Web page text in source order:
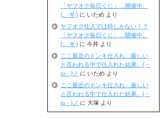
「ヤフオク毎日くじ」…開催中。
(。-∀-) に いため より
ヤフオク仕入では特しかない！？
「ヤフオク毎日くじ」…開催中。
(。-∀-) に 今井 より
ここ最近のドンキ仕入れ…厳しい
と言われる中で仕入れた結果。(・
ω・)ノ に いため より
ここ最近のドンキ仕入れ…厳しい
と言われる中で仕入れた結果。(・
ω・)ノ に 大塚 より